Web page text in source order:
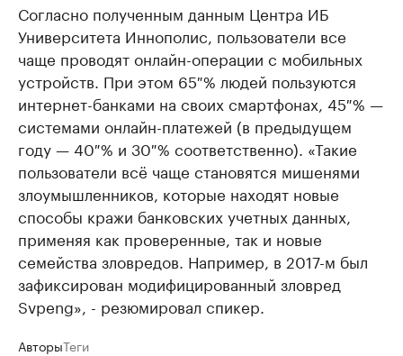
Согласно полученным данным Центра ИБ
Университета Иннополис, пользователи все
чаще проводят онлайн-операции с мобильных
устройств. При этом 65 % людей пользуются
интернет-банками на своих смартфонах, 45 % —
системами онлайн-платежей (в предыдущем
году — 40 % и 30 % соответственно). «Такие
пользователи всё чаще становятся мишенями
злоумышленников, которые находят новые
способы кражи банковских учетных данных,
применяя как проверенные, так и новые
семейства зловредов. Например, в 2017-м был
зафиксирован модифицированный зловред
Svpeng», - резюмировал спикер.
АвторыТеги